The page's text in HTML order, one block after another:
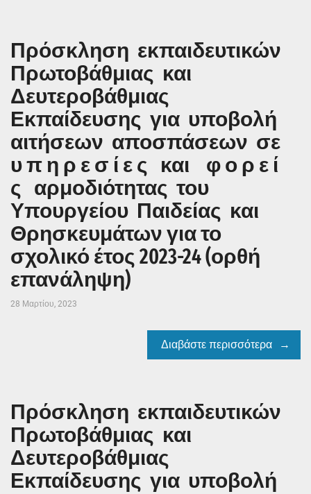
Πρόσκληση εκπαιδευτικών
Πρωτοβάθμιας και
Δευτεροβάθμιας
Εκπαίδευσης για υποβολή
αιτήσεων αποσπάσεων σε
υ π η ρ ε σ ί ε ς και φ ο ρ ε ί
ς αρμοδιότητας του
Υπουργείου Παιδείας και
Θρησκευμάτων για το
σχολικό έτος 2023-24 (ορθή
επανάληψη)
28 Μαρτίου, 2023
Διαβάστε περισσότερα
Πρόσκληση εκπαιδευτικών
Πρωτοβάθμιας και
Δευτεροβάθμιας
Εκπαίδευσης για υποβολή